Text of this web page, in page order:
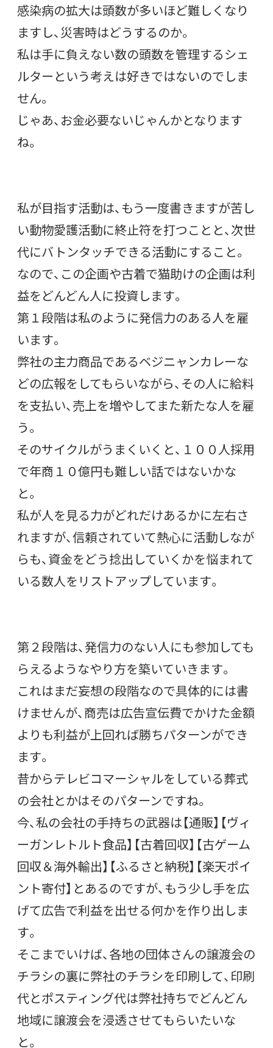
感染病の拡大は頭数が多いほど難しくなり
ますし、災害時はどうするのか。
私は手に負えない数の頭数を管理するシェ
ルターという考えは好きではないのでしま
せん。
じゃあ、お金必要ないじゃんかとなります
ね。
私が目指す活動は、もう一度書きますが苦し
い動物愛護活動に終止符を打つことと、次世
代にバトンタッチできる活動にすること。
なので、この企画や古着で猫助けの企画は利
益をどんどん人に投資します。
第１段階は私のように発信力のある人を雇
います。
弊社の主力商品であるベジニャンカレーな
どの広報をしてもらいながら、その人に給料
を支払い、売上を増やしてまた新たな人を雇
う。
そのサイクルがうまくいくと、１００人採用
で年商１０億円も難しい話ではないかな
と。
私が人を見る力がどれだけあるかに左右さ
れますが、信頼されていて熱心に活動しなが
らも、資金をどう捻出していくかを悩まれて
いる数人をリストアップしています。
第２段階は、発信力のない人にも参加しても
らえるようなやり方を築いていきます。
これはまだ妄想の段階なので具体的には書
けませんが、商売は広告宣伝費でかけた金額
よりも利益が上回れば勝ちパターンができ
ます。
昔からテレビコマーシャルをしている葬式
の会社とかはそのパターンですね。
今、私の会社の手持ちの武器は【通販】【ヴィ
ーガンレトルト食品】【古着回収】【古ゲーム
回収＆海外輸出】【ふるさと納税】【楽天ポイ
ント寄付】とあるのですが、もう少し手を広
げて広告で利益を出せる何かを作り出しま
す。
そこまでいけば、各地の団体さんの譲渡会の
チラシの裏に弊社のチラシを印刷して、印刷
代とポスティング代は弊社持ちでどんどん
地域に譲渡会を浸透させてもらいたいな
と。